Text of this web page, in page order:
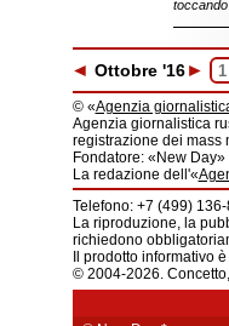
toccando
◄ Ottobre'16► 1
© «Agenzia
Agenzia giornalistica
registrazione dei mass
Fondatore: «New
La redazione dell'«
Telefono: +7 (499)
La riproduzione, la
richiedono
Il prodotto informativo
© 2004-2026.